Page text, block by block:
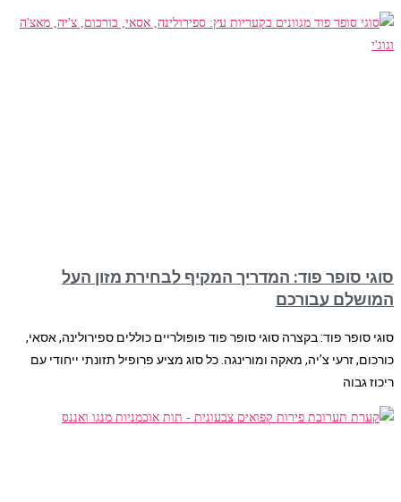
סוגי סופר פוד: המדריך המקיף לבחירת מזון העל
המושלם עבורכם
סוגי סופר פוד: בקצרה סוגי סופר פוד פופולריים כוללים ספירולינה, אסאי,
כורכום, זרעי צ’יה, מאקה ומורינגה. כל סוג מציע פרופיל תזונתי ייחודי עם
ריכוז גבוה